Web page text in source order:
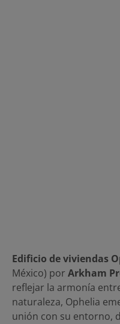
Edificio de viviendas
México) por Arkham
reflejar la armonía
naturaleza, Ophelia
unión con su entorno,